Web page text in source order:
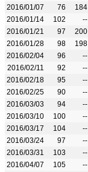
2016/01/07
76 184
2016/01/14
102 --
2016/01/21
97 200
2016/01/28
98 198
2016/02/04
96 --
2016/02/11
92 --
2016/02/18
95 --
2016/02/25
90 --
2016/03/03
94 --
2016/03/10
100 --
2016/03/17
104 --
2016/03/24
97 --
2016/03/31
103 --
2016/04/07
105 --